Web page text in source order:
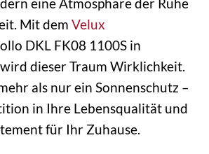
Mit dem Velux
DKL FK08 1100S in
dieser Traum Wirklichkeit.
als nur ein Sonnenschutz –
in Ihre Lebensqualität und
für Ihr Zuhause.